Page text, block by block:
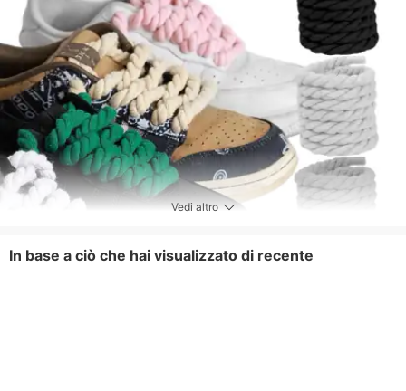
Vedi altro
In base a ciò che hai visualizzato di recente